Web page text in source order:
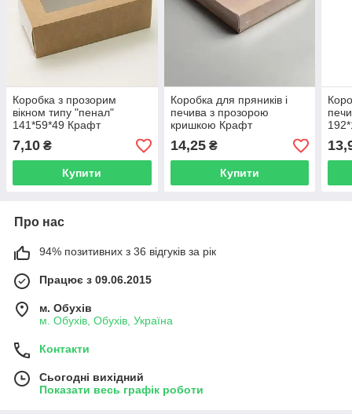
Коробка з прозорим
вікном типу "пенал"
141*59*49 Крафт
7,10 ₴
Купити
Коробка для пряників і
печива з прозорою
кришкою Крафт
150*150*30
14,25₴
Купити
Про нас
94% позитивних з 36 відгуків за рік
Працює з 09.06.2015
м. Обухів
м. Обухів, Обухів, Україна
Контакти
Сьогодні вихідний
Показати весь графік роботи